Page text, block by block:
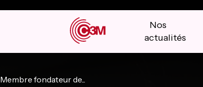
Nos
actualités
Membre fondateur de...